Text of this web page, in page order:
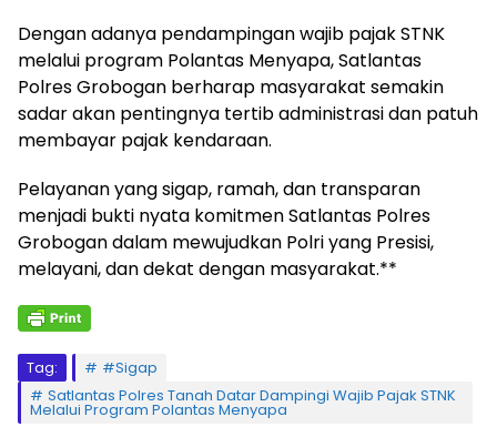
Dengan adanya pendampingan wajib pajak STNK
melalui program Polantas Menyapa, Satlantas
Polres Grobogan berharap masyarakat semakin
sadar akan pentingnya tertib administrasi dan patuh
membayar pajak kendaraan.
Pelayanan yang sigap, ramah, dan transparan
menjadi bukti nyata komitmen Satlantas Polres
Grobogan dalam mewujudkan Polri yang Presisi,
melayani, dan dekat dengan masyarakat.**
Tag:
#Sigap
Satlantas Polres Tanah Datar Dampingi Wajib Pajak STNK
Melalui Program Polantas Menyapa